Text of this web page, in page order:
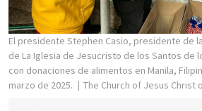
El presidente Stephen Casio, presidente de
de La Iglesia de Jesucristo de los Santos de
con donaciones de alimentos en Manila,
marzo de 2025.
The Church of Jesus Christ